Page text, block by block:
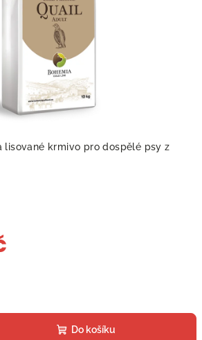
lisované krmivo pro dospělé psy z
Do košíku